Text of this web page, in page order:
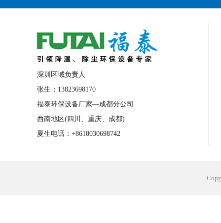
深圳区域负责人
张生：13823698170
福泰环保设备厂家—成都分公司
西南地区(四川、重庆、成都)
夏生电话：+8618030698742